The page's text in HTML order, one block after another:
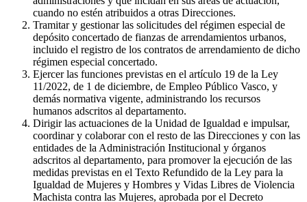
cuando no estén atribuidos a otras Direcciones.
Tramitar y gestionar las solicitudes del régimen especial de
depósito concertado de fianzas de arrendamientos urbanos,
incluido el registro de los contratos de arrendamiento de dicho
régimen especial concertado.
Ejercer las funciones previstas en el artículo 19 de la Ley
11/2022, de 1 de diciembre, de Empleo Público Vasco, y
demás normativa vigente, administrando los recursos
humanos adscritos al departamento.
Dirigir las actuaciones de la Unidad de Igualdad e impulsar,
coordinar y colaborar con el resto de las Direcciones y con las
entidades de la Administración Institucional y órganos
adscritos al departamento, para promover la ejecución de las
medidas previstas en el Texto Refundido de la Ley para la
Igualdad de Mujeres y Hombres y Vidas Libres de Violencia
Machista contra las Mujeres, aprobada por el Decreto